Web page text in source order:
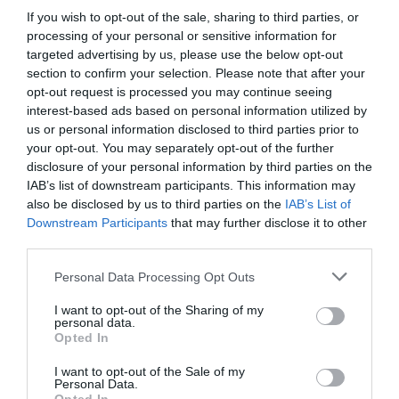
If you wish to opt-out of the sale, sharing to third parties, or
processing of your personal or sensitive information for
targeted advertising by us, please use the below opt-out
section to confirm your selection. Please note that after your
opt-out request is processed you may continue seeing
interest-based ads based on personal information utilized by
us or personal information disclosed to third parties prior to
your opt-out. You may separately opt-out of the further
disclosure of your personal information by third parties on the
IAB’s list of downstream participants. This information may
also be disclosed by us to third parties on the IAB’s List of
Downstream Participants that may further disclose it to other
Personal Data Processing Opt Outs
I want to opt-out of the Sharing of my
personal data.
Opted In
I want to opt-out of the Sale of my
Personal Data.
En cierto modo, l'Àmfora es la joya de la corona
que supone Sant Pere Pescador. Con poco más
de 2.000 habitantes, este pueblo acumula cuatro
de los mejores campings europeos en sus 18,47
kilómetros cuadrados de superficie: l'Àmfora,
elAquarius ,Las DunasyLa Ballena Alegre
Costa Brava. Todos ellos son habituales en las
galas de premios. Las Dunas ganó el premioACSI
Awards 2024al mejor camping del
Estado, mientras que el Aquarius fue galardonado
Ballena Alegre Costa Brava fue nombrado en
2023 en la categoría de camping familiar más
agradable cerca del mar de los premios otorgados
por el ANWB.